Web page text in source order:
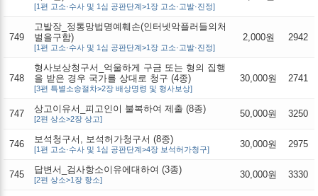
[1편 고소·수사 및 1심 공판단계>1장 고소·고발·진정]
749
고발장_정통망법명예훼손(인터넷악플러들의처
벌을구함)
[1편 고소·수사 및 1심 공판단계>1장 고소·고발·진정]
2,000원 2942
748
형사보상청구서_억울하게 구금 또는 형의 집행
을 받은 경우 국가를 상대로 청구 (4종)
[3편 특별소송절차>2장 배상명령 및 형사보상]
30,000원 2741
747 상고이유서_피고인이 불복하여 제출 (8종)
[2편 상소>2장 상고] 50,000원 3250
746 보석청구서, 보석허가청구서 (8종)
[1편 고소·수사 및 1심 공판단계>4장 보석허가청구] 30,000원 2975
745 답변서_검사항소이유에대하여 (3종)
[2편 상소>1장 항소] 30,000원 3330